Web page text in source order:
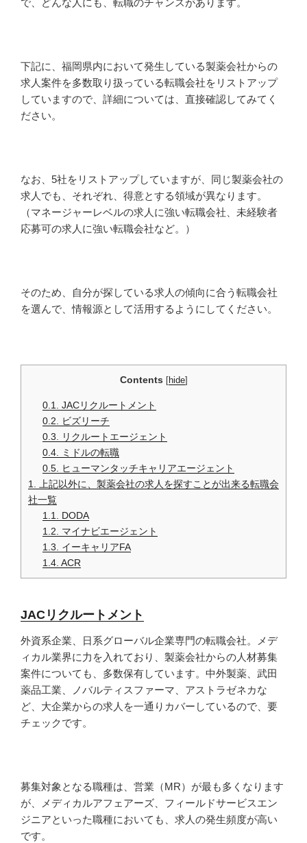
下記に、福岡県内において発生している製薬会社からの
求人案件を多数取り扱っている転職会社をリストアップ
していますので、詳細については、直接確認してみてく
ださい。
なお、5社をリストアップしていますが、同じ製薬会社の
求人でも、それぞれ、得意とする領域が異なります。
（マネージャーレベルの求人に強い転職会社、未経験者
応募可の求人に強い転職会社など。）
そのため、自分が探している求人の傾向に合う転職会社
を選んで、情報源として活用するようにしてください。
Contents [hide]
0.1.
JACリクルートメント
0.2.
ビズリーチ
0.3.
リクルートエージェント
0.4.
ミドルの転職
0.5.
ヒューマンタッチキャリアエージェント
1.
上記以外に、製薬会社の求人を探すことが出来る転職会
社一覧
1.1.
DODA
1.2.
マイナビエージェント
1.3.
イーキャリアFA
1.4. ACR
JACリクルートメント
外資系企業、日系グローバル企業専門の転職会社。メデ
ィカル業界に力を入れており、製薬会社からの人材募集
案件についても、多数保有しています。中外製薬、武田
薬品工業、ノバルティスファーマ、アストラゼネカな
ど、大企業からの求人を一通りカバーしているので、要
チェックです。
募集対象となる職種は、営業（MR）が最も多くなります
が、メディカルアフェアーズ、フィールドサービスエン
ジニアといった職種においても、求人の発生頻度が高い
です。